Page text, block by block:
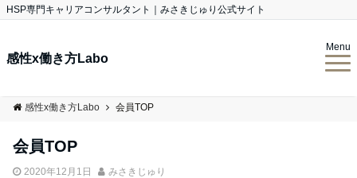
HSP専門キャリアコンサルタント｜みさきじゅり公式サイト
感性x働き方Labo
Menu
感性x働き方Labo 会員TOP
会員TOP
2020年12月1日 みさきじゅり